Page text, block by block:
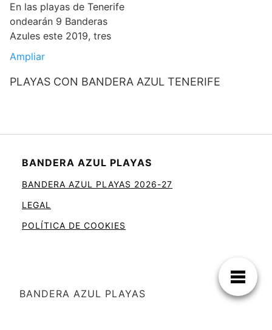
En las playas de Tenerife
ondearán 9 Banderas
Azules este 2019, tres
Ampliar
PLAYAS CON BANDERA AZUL TENERIFE
BANDERA AZUL PLAYAS
BANDERA AZUL PLAYAS 2026-27
LEGAL
POLÍTICA DE COOKIES
BANDERA AZUL PLAYAS